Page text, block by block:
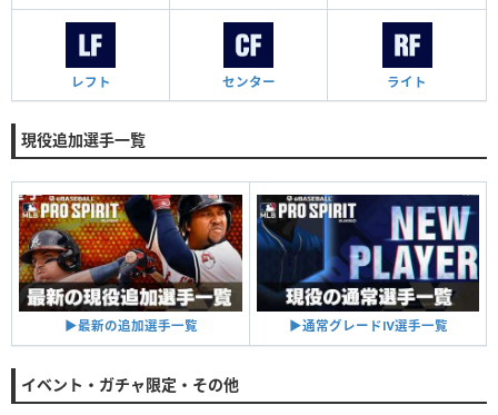
レフト センター ライト
現役追加選手一覧
▶︎最新の追加選手一覧 ▶︎通常グレードⅣ選手一覧
イベント・ガチャ限定・その他